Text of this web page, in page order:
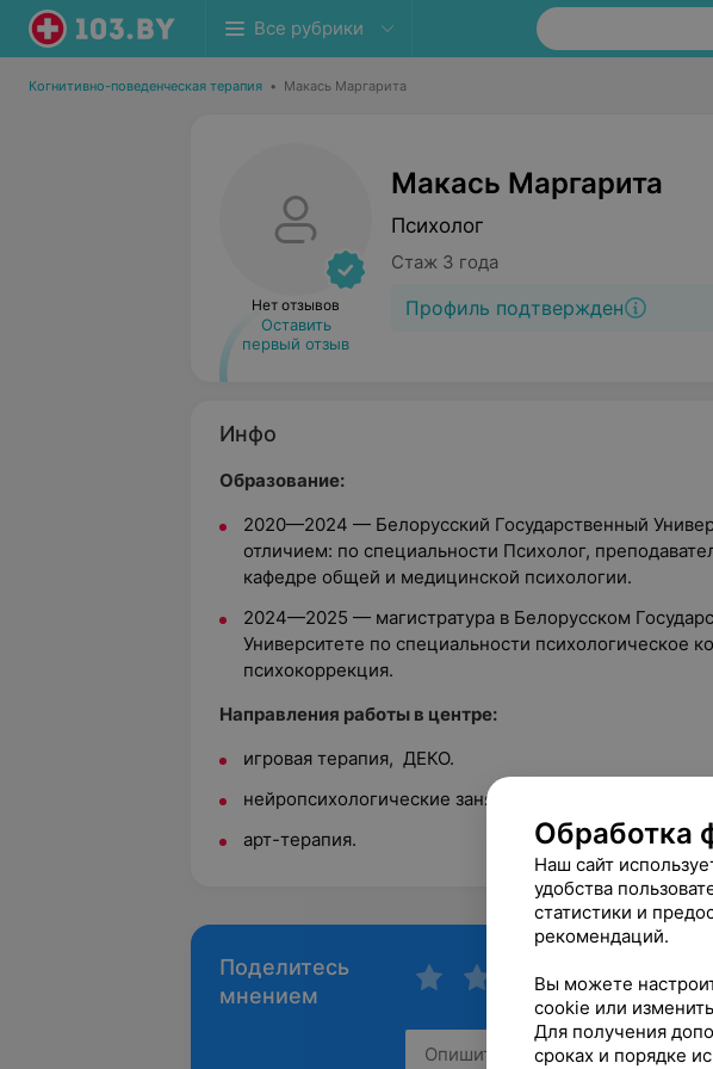
Все рубрики
Когнитивно-поведенческая терапия • Макась Маргарита
Нет отзывов
Оставить
первый отзыв
Макась Маргарита
Психолог
Стаж 3 года
Профиль подтвержден
Инфо
Образование:
2020—2024 — Белорусский Государственный
отличием: по специальности Психолог,
кафедре общей и медицинской психологии.
2024—2025 — магистратура в Белорусском
Университете по специальности психологическое
психокоррекция.
Направления работы в центре:
игровая терапия, ДЕКО.
нейропсихологические занятия.
арт-терапия.
Поделитесь
мнением
Обработка
Наш сайт
удобства
статистики и
рекомендаций.
Вы можете
cookie или
Для получения
сроках и порядке